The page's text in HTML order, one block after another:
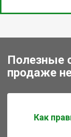
Полезные
продаже
Как